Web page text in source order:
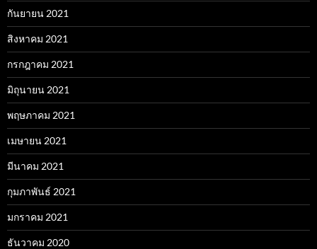
กันยายน 2021
สิงหาคม 2021
กรกฎาคม 2021
มิถุนายน 2021
พฤษภาคม 2021
เมษายน 2021
มีนาคม 2021
กุมภาพันธ์ 2021
มกราคม 2021
ธันวาคม 2020